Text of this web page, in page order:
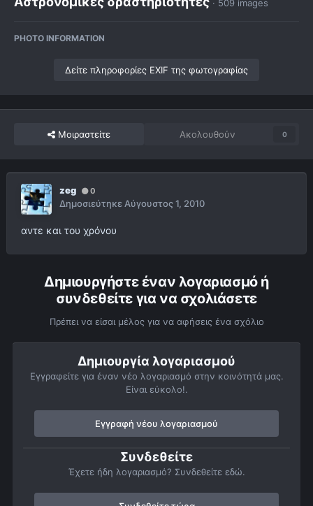
· 509 images
PHOTO INFORMATION
Δείτε πληροφορίες EXIF της φωτογραφίας
Μοιραστείτε Ακολουθούν 0
zeg 0
ΔημοσιεύτηκεΑύγουστος 1, 2010
αντε και του χρόνου
Δημιουργήστε έναν λογαριασμό ή
συνδεθείτε για να σχολιάσετε
Πρέπει να είσαι μέλος για να αφήσεις ένα σχόλιο
Δημιουργία λογαριασμού
Εγγραφείτε για έναν νέο λογαριασμό στην κοινότητά μας.
Είναι εύκολο!.
Εγγραφή νέου λογαριασμού
Συνδεθείτε
Έχετε ήδη λογαριασμό? Συνδεθείτε εδώ.